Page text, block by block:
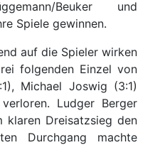
Beuker und
Spiele gewinnen.
auf die Spieler wirken
folgenden Einzel von
Michael Joswig (3:1)
Ludger Berger
klaren Dreisatzsieg den
Durchgang machte